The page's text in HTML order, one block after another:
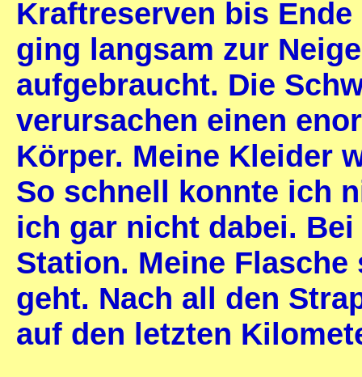
Kraftreserven bis
ging langsam zur
aufgebraucht. Die
verursachen einen
Körper. Meine Kleider
So schnell konnte ich
ich gar nicht dabei.
Station. Meine
geht. Nach all den
auf den letzten